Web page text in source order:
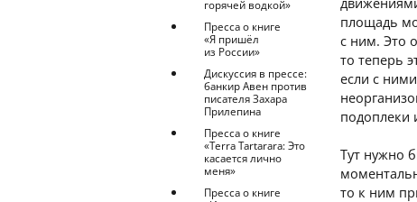
горячей водкой»
Пресса о книге
«Я пришёл
из России»
Дискуссия в прессе:
банкир Авен против
писателя Захара
Прилепина
Пресса о книге
«Terra Tartarara: Это
касается лично
меня»
Пресса о книге
площадь
с ним. Это
то теперь
если с
подоплеки
Тут нужно
то к ним